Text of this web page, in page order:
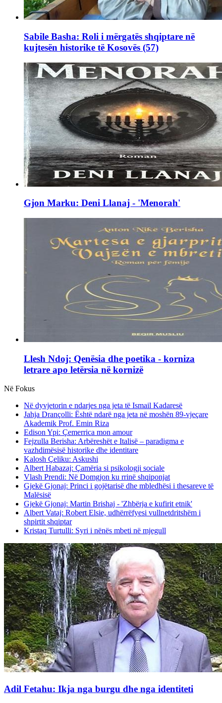
Sabile Basha: Roli i mërgatës shqiptare në
kujtesën historike të Kosovës (57)
Gjon Marku: Deni Llanaj - 'Menorah'
Llesh Ndoj: Qenësia dhe poetika - korniza
letrare apo letërsia në kornizë
Në Fokus
Në dyvjetorin e ndarjes nga jeta të Ismail Kadaresë
Jahja Drançolli: Është ndarë nga jeta në moshën 89-vjeçare
Akademik Prof. Emin Riza
Edison Ypi: Çemerrica mon amour
Fejzulla Berisha: Arbëreshët e Italisë – paradigma e
vazhdimësisë historike dhe identitare
Kalosh Çeliku: Askushi
Albert Habazaj: Çamëria si psikologji sociale
Vlash Prendi: Në Domgjon ku rrinë shqiponjat
Gjekë Gjonaj: Princi i gojëtarisë dhe mbledhësi i thesareve të
Malësisë
Gjekë Gjonaj: Martin Brishaj - 'Zhbërja e kufirit etnik'
Albert Vataj: Robert Elsie, udhërrëfyesi vullnetdritshëm i
shpirtit shqiptar
Kristaq Turtulli: Syri i nënës mbeti në mjegull
Adil Fetahu: Ikja nga burgu dhe nga identiteti